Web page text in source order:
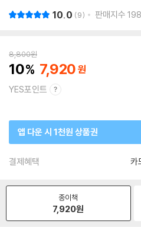
10.0 9 판매지수 198
8,800원
10 7,920
YES포인트
앱 다운 시 1천원 상품권
결제혜택 카
종이책
7,920원